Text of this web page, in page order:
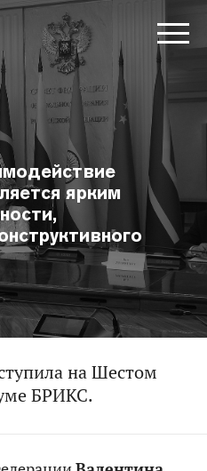
ярким
на Шестом
БРИКС.